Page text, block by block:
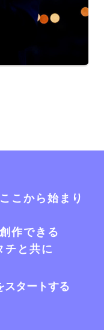
こから始まり
作できる
チと共に
スタートする